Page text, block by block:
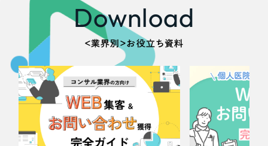
Download
＜業界別＞お役立ち資料